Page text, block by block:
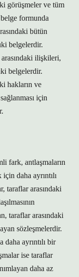
görüşmeler ve tüm
formunda
bütün
belgelerdir.
ilişkileri,
belgelerdir.
hakların ve
için
fark, antlaşmaların
daha ayrıntılı
taraflar arasındaki
taraflar arasındaki
sözleşmelerdir.
daha ayrıntılı bir
ise taraflar
daha az